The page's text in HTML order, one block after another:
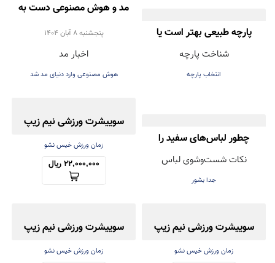
پارچه طبیعی بهتر است یا
مصنوعی؟ راهنمای انتخاب
درست هنگام خرید لباس
شناخت پارچه
انتخاب پارچه
مد و هوش مصنوعی دست به
دست هم دادند!
پنجشنبه 8 آبان 1404
اخبار مد
هوش مصنوعی وارد دنیای مد شد
چطور لباس‌های سفید را
همیشه روشن و تمیز نگه
داریم؟
نکات شست‌وشوی لباس
جدا بشور
سوییشرت ورزشی نیم زیپ
فینگردار
زمان ورزش خیس نشو
22,000,000 ریال
سوییشرت ورزشی نیم زیپ
فینگردار
زمان ورزش خیس نشو
سوییشرت ورزشی نیم زیپ
فینگردار
زمان ورزش خیس نشو